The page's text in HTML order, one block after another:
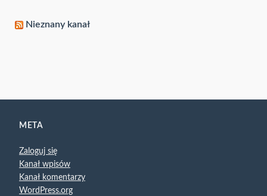
Nieznany kanał
META
Zaloguj się
Kanał wpisów
Kanał komentarzy
WordPress.org